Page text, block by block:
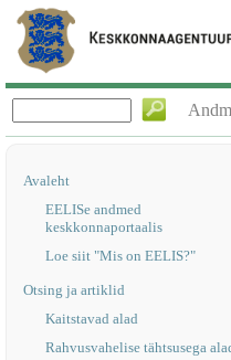
Avaleht
EELISe andmed
keskkonnaportaalis
Loe siit "Mis on EELIS?"
Otsing ja artiklid
Kaitstavad alad
Rahvusvahelise tähtsusega